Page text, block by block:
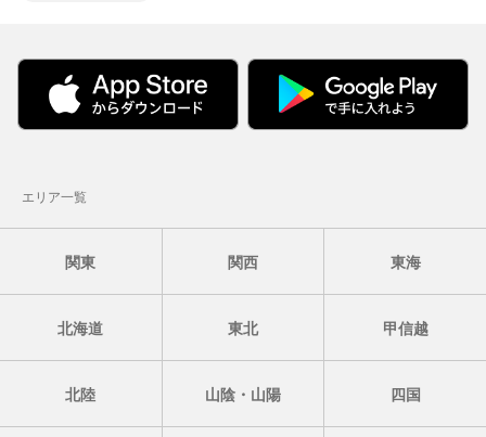
エリア一覧
関東 関西 東海
北海道 東北 甲信越
北陸 山陰・山陽 四国